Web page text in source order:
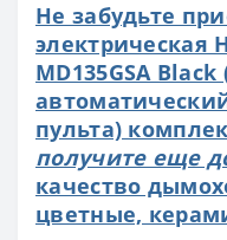
Не забудьте
электрическая
MD135GSA
пульта)
получите еще
качество
цветные,